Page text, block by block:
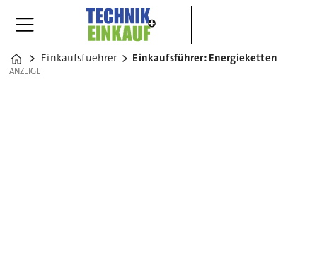
Home
Einkaufsfuehrer Einkaufsführer: Energieketten
ANZEIGE
ANZEIGE